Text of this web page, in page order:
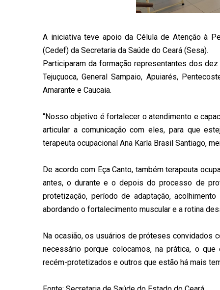
A iniciativa teve apoio da Célula de Atenção à
(Cedef) da Secretaria da Saúde do Ceará (Sesa).
Participaram da formação representantes dos
Tejuçuoca, General Sampaio, Apuiarés,
Amarante e Caucaia.
“Nosso objetivo é fortalecer o atendimento e
articular a comunicação com eles, para que
terapeuta ocupacional Ana Karla Brasil Santiago,
De acordo com Eça Canto, também terapeuta
antes, o durante e o depois do processo de
protetização, período de adaptação,
abordando o fortalecimento muscular e a rotina
Na ocasião, os usuários de próteses convidados
necessário porque colocamos, na prática, o
recém-protetizados e outros que estão há mais